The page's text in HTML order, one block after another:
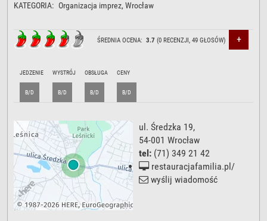
KATEGORIA: Organizacja imprez, Wrocław
ŚREDNIA OCENA:3.7 (0 RECENZJI,49 GŁOSÓW) +
JEDZENIE
B/D
WYSTRÓJ
B/D
OBSŁUGA
B/D
CENY
B/D
ul. Średzka 19,
54-001 Wrocław
tel: (71) 349 21 42
restauracjafamilia.pl/
wyślij wiadomość